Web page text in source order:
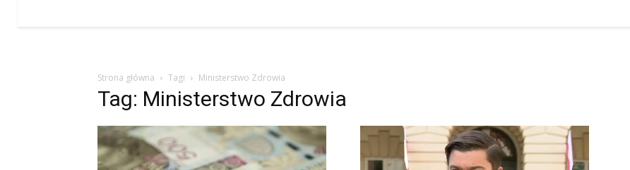
Strona główna Tagi Ministerstwo Zdrowia
Tag: Ministerstwo Zdrowia